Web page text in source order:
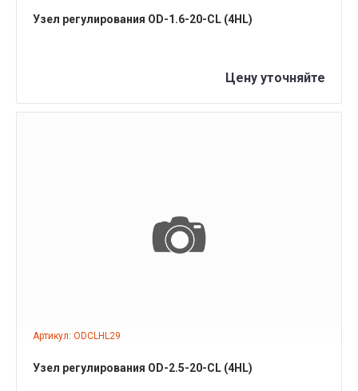
Узел регулирования OD-1.6-20-СL (4HL)
Цену уточняйте
Артикул: ODCLHL29
ПОДРОБНЕЕ
Узел регулирования OD-2.5-20-СL (4HL)